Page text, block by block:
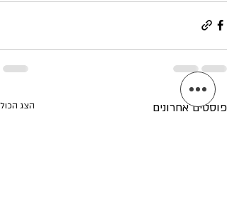
פוסטים אחרונים הצג הכול